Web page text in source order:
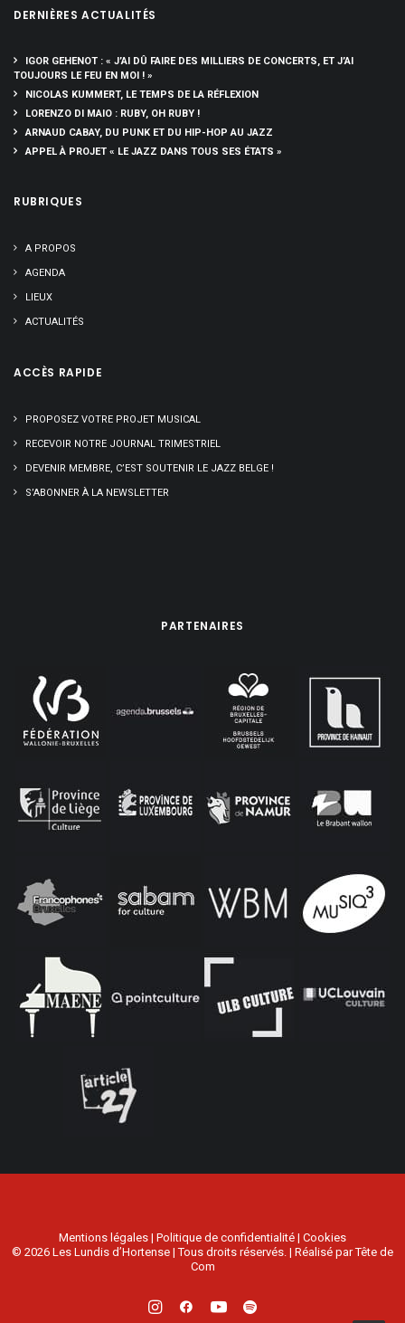
DERNIÈRES ACTUALITÉS
IGOR GEHENOT : « J’AI DÛ FAIRE DES MILLIERS DE CONCERTS, ET J’AI
TOUJOURS LE FEU EN MOI ! »
NICOLAS KUMMERT, LE TEMPS DE LA RÉFLEXION
LORENZO DI MAIO : RUBY, OH RUBY !
ARNAUD CABAY, DU PUNK ET DU HIP-HOP AU JAZZ
APPEL À PROJET « LE JAZZ DANS TOUS SES ÉTATS »
RUBRIQUES
A PROPOS
AGENDA
LIEUX
ACTUALITÉS
ACCÈS RAPIDE
PROPOSEZ VOTRE PROJET MUSICAL
RECEVOIR NOTRE JOURNAL TRIMESTRIEL
DEVENIR MEMBRE, C’EST SOUTENIR LE JAZZ BELGE !
S’ABONNER À LA NEWSLETTER
PARTENAIRES
Mentions légales | Politique de confidentialité | Cookies
© 2026 Les Lundis d’Hortense | Tous droits réservés. | Réalisé parTête de
Com